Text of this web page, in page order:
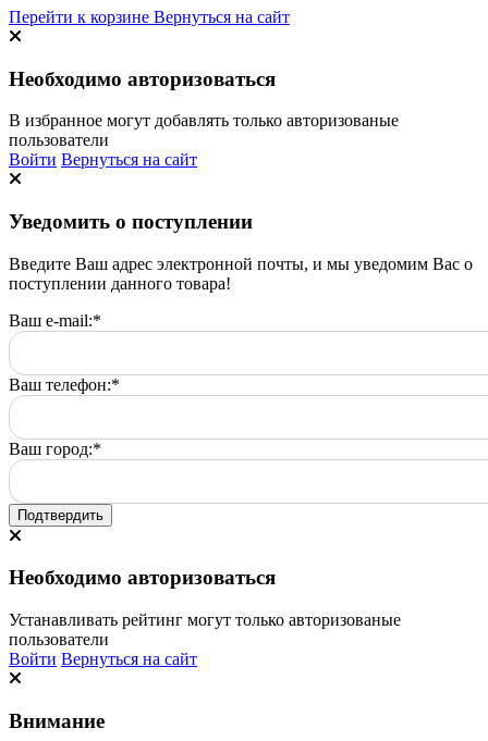
Перейти к корзине Вернуться на сайт
Необходимо авторизоваться
В избранное могут добавлять только авторизованые
пользователи
Войти Вернуться на сайт
Уведомить о поступлении
Введите Ваш адрес электронной почты, и мы уведомим Вас о
поступлении данного товара!
Ваш e-mail:*
Ваш телефон:*
Ваш город:*
Подтвердить
Необходимо авторизоваться
Устанавливать рейтинг могут только авторизованые
пользователи
Войти Вернуться на сайт
Внимание